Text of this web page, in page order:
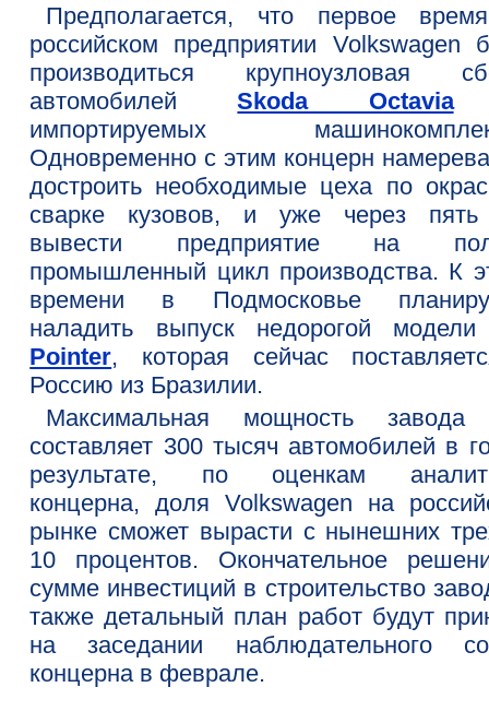
Предполагается, что первое
российском предприятии Volkswagen
производиться крупноузловая
автомобилейSkoda Octavia
импортируемых
Одновременно с этим концерн
достроить необходимые цеха по
сварке кузовов, и уже через пять
вывести предприятие на
промышленный цикл производства. К
времени в Подмосковье
наладить выпуск недорогой
Pointer, которая сейчас
Россию из Бразилии.
Максимальная мощность завода
составляет 300 тысяч автомобилей в
результате, по оценкам
концерна, доля Volkswagen на
рынке сможет вырасти с нынешних
10 процентов. Окончательное
сумме инвестиций в строительство
также детальный план работ будут
на заседании наблюдательного
концерна в феврале.